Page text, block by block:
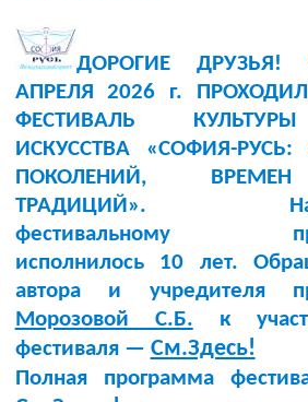
ДОРОГИЕ
АПРЕЛЯ 2026 г.
ФЕСТИВАЛЬ
ИСКУССТВА «СОФИЯ-РУСЬ:
ПОКОЛЕНИЙ,
ТРАДИЦИЙ».
фестивальному
исполнилось 10 лет.
автора и учредителя
Морозовой С.Б. к
фестиваля — См.Здесь!
Полная программа